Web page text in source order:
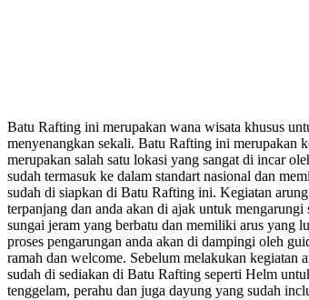
Batu Rafting ini merupakan wana wisata khusus
menyenangkan sekali. Batu Rafting ini merupakan
merupakan salah satu lokasi yang sangat di incar
sudah termasuk ke dalam standart nasional dan
sudah di siapkan di Batu Rafting ini. Kegiatan
terpanjang dan anda akan di ajak untuk
sungai jeram yang berbatu dan memiliki arus yang
proses pengarungan anda akan di dampingi oleh
ramah dan welcome. Sebelum melakukan kegiatan
sudah di sediakan di Batu Rafting seperti Helm
tenggelam, perahu dan juga dayung yang sudah